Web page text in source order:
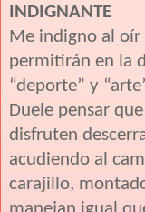
INDIGNANTE
Me indigno al oír
permitirán en la
“deporte” y
Duele pensar
disfruten
acudiendo al
carajillo,